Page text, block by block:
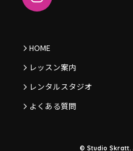
HOME
レッスン案内
レンタルスタジオ
よくある質問
© Studio Skratt.